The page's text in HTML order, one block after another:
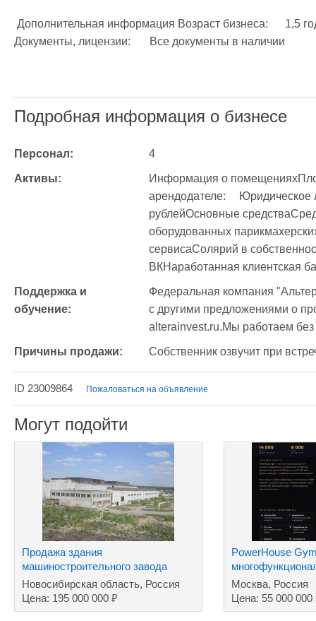
Документы, лицензии:	Все документы в наличии
Подробная информация о бизнесе
Персонал: 4
Активы:
Информация о помещенияхПлощадь
арендодателе:	Юридическое лицоСтоимость аренды:	38000
рублейОсновные
оборудованных
сервисаСолярий в
ВКНаработанная клиентская
Поддержка и
обучение:
Федеральная компания
с другими предложениями о
alterainvest.ru.Мы работаем без
Причины продажи: Собственник озвучит при
ID 23009864 Пожаловаться на объявление
Могут подойти
Продажа здания
машиностроительного завода
Новосибирская область, Россия
Цена: 195 000 000 ₽
PowerHouse
комплекс
Москва, Россия
Цена: 55 000 000